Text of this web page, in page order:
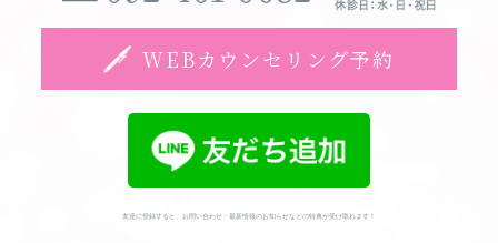
WEBカウンセリング予約
友達に登録すると、お問い合わせ・最新情報のお知らせなどの特典が受け取れます！